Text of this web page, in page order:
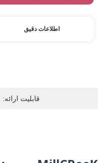
اطلاعات دقیق
قابلیت ارائه: